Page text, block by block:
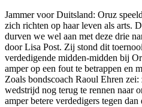
Jammer voor Duitsland: Oruz
zich richten op haar leven als arts.
durven we wel aan met deze drie
door Lisa Post. Zij stond dit
verdedigende midden-midden bij
amper op een fout te betrappen en
Zoals bondscoach Raoul Ehren zei:
wedstrijd nog terug te rennen naar
amper betere verdedigers tegen dan